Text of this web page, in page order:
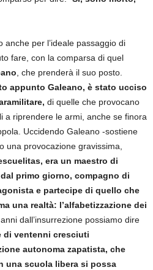
per l’ideale passaggio di
fare, con la comparsa di quel
, che prenderà il suo posto.
appunto Galeano, è stato ucciso
di quelle che provocano
a riprendere le armi, anche se finora
Uccidendo Galeano -sostiene
una provocazione gravissima,
era un maestro di
primo giorno, compagno di
e partecipe di quello che
una realtà: l’alfabetizzazione dei
dall’insurrezione possiamo dire
di ventenni cresciuti
autonoma zapatista, che
una scuola libera si possa